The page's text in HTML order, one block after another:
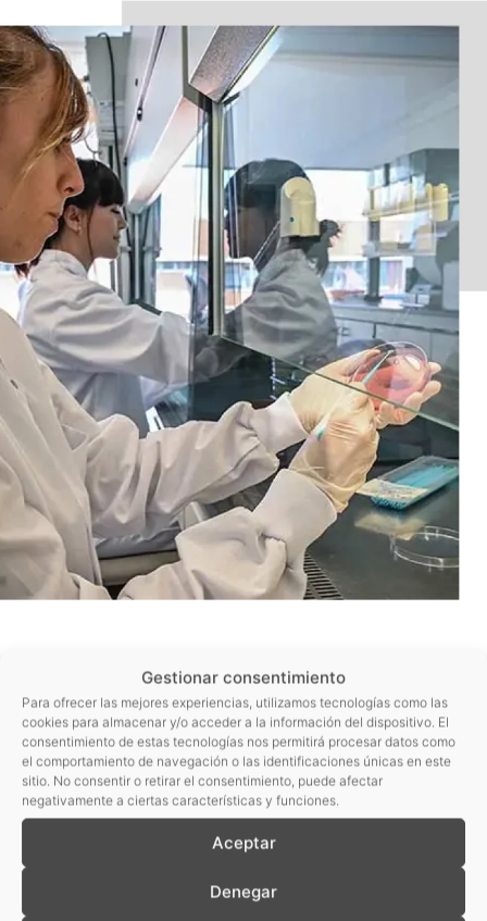
Gestionar consentimiento
Para ofrecer las mejores experiencias, utilizamos tecnologías como las
cookies para almacenar y/o acceder a la información del dispositivo. El
consentimiento de estas tecnologías nos permitirá procesar datos como
el comportamiento de navegación o las identificaciones únicas en este
sitio. No consentir o retirar el consentimiento, puede afectar
negativamente a ciertas características y funciones.
Aceptar
Denegar
Farmacopea
Asesoramiento en el diseño de los planes de
control
Apoyo en la gestión de la logística de muestras
con el fin de adecuar las condiciones de recogida,
Realización de los análisis con las técnicas más